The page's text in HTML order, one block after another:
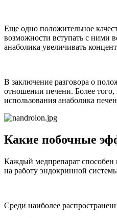
Еще одно положительное
возможности вступать с ними
анаболика увеличивать
В заключение разговора о
отношении печени. Более того,
использования анаболика
Какие побочные
Каждый медпрепарат способен
на работу эндокринной
Среди наиболее